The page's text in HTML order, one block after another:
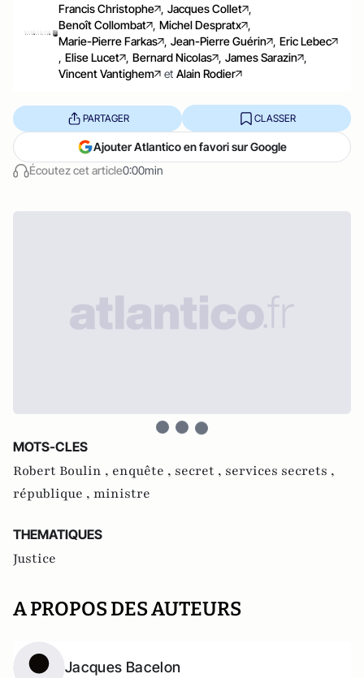
Francis Christophe , Jacques Collet ,
Benoît Collombat , Michel Despratx ,
Marie-Pierre Farkas , Jean-Pierre Guérin , Eric Lebec
, Elise Lucet , Bernard Nicolas , James Sarazin ,
Vincent Vantighem
et Alain Rodier
Écoutez cet article0:00min
PARTAGER CLASSER
Ajouter Atlantico en favori sur Google
MOTS-CLES
Robert Boulin , enquête , secret , services secrets ,
république , ministre
THEMATIQUES
Justice
A PROPOS DES AUTEURS
Jacques Bacelon